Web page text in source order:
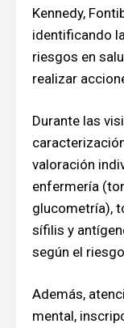
Kennedy,
identificando
riesgos en
realizar
Durante las
valoración
enfermería
glucometría),
sífilis y
según el
Además,
mental,